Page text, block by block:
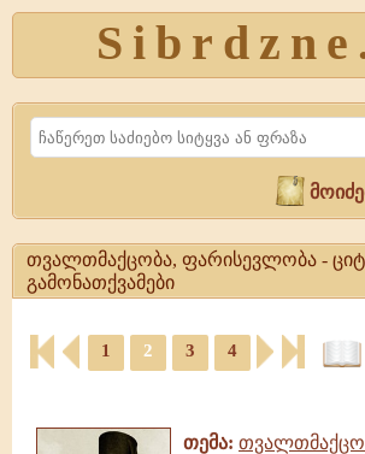
Search
თვალთმაქცობა, ფარისევლობა -
გამონათქვამები
ფარისევლობა
თვალთმაქცობა,
გამონათქვამები
1 2 3 4
თემა: